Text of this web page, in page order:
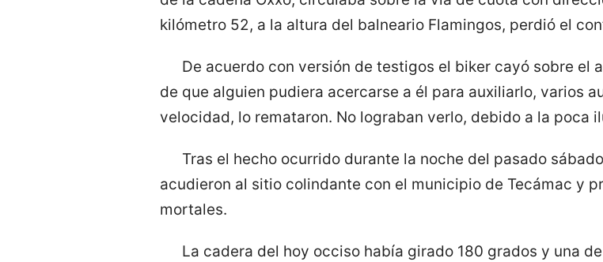
kilómetro 52, a la altura del balneario Flamingos, perdió el
De acuerdo con versión de testigos el biker cayó sobre el
de que alguien pudiera acercarse a él para auxiliarlo, varios
velocidad, lo remataron. No lograban verlo, debido a la poca
Tras el hecho ocurrido durante la noche del pasado
acudieron al sitio colindante con el municipio de Tecámac y
mortales.
La cadera del hoy occiso había girado 180 grados y una